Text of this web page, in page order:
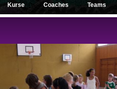
Kurse Coaches Teams